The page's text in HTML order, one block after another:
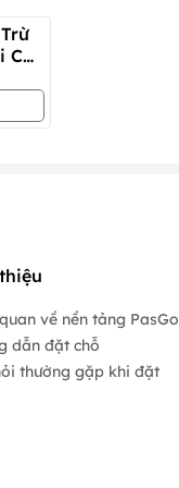
hàng.
Cả
về nền tảng PasGo
dẫn đặt chỗ
thường gặp khi đặt